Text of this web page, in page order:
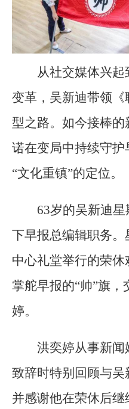
从社交媒体兴
变革，吴新迪带领
型之路。如今接棒
诺在变局中持续守护
“文化重镇”的定位。
63岁的吴新迪
下早报总编辑职务
中心礼堂举行的荣
掌舵早报的“帅”旗
婷。
洪奕婷从事新闻
致辞时特别回顾与吴
并感谢他在荣休后继